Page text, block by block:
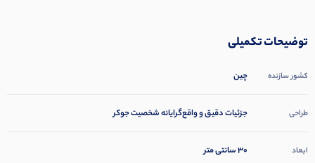
توضیحات تکمیلی
کشور سازنده چین
طراحی جزئیات دقیق و واقع‌گرایانه شخصیت جوکر
ابعاد 30 سانتی متر